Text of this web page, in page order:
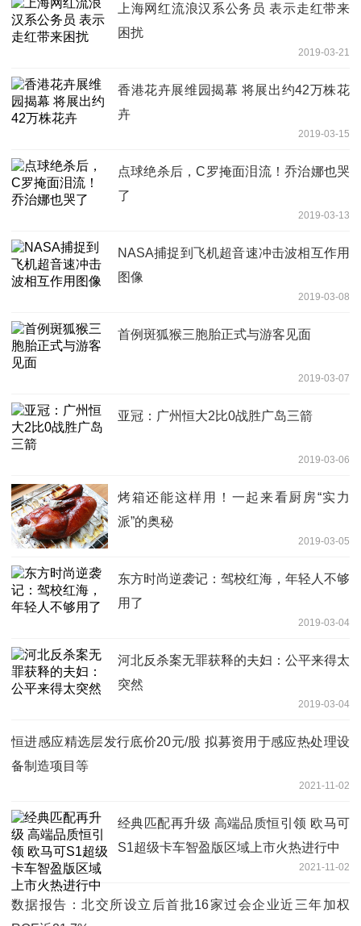
上海网红流浪汉系公务员 表示走红带来
困扰
2019-03-21
香港花卉展维园揭幕 将展出约42万株花
卉
2019-03-15
点球绝杀后，C罗掩面泪流！乔治娜也哭
了
2019-03-13
NASA捕捉到飞机超音速冲击波相互作用
图像
2019-03-08
首例斑狐猴三胞胎正式与游客见面
2019-03-07
亚冠：广州恒大2比0战胜广岛三箭
2019-03-06
烤箱还能这样用！一起来看厨房“实力
派”的奥秘
2019-03-05
东方时尚逆袭记：驾校红海，年轻人不够
用了
2019-03-04
河北反杀案无罪获释的夫妇：公平来得太
突然
2019-03-04
恒进感应精选层发行底价20元/股 拟募资用于感应热处理设
备制造项目等
2021-11-02
经典匹配再升级 高端品质恒引领 欧马可
S1超级卡车智盈版区域上市火热进行中
2021-11-02
数据报告：北交所设立后首批16家过会企业近三年加权